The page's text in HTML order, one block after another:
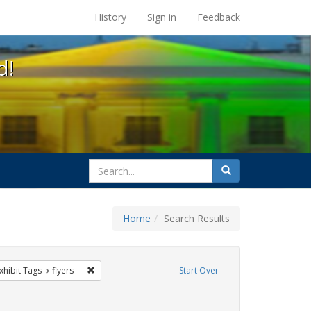
at the UC Berkeley Library
History Sign in Feedback
search
for
Search
Home Search Results
Start Over
constraint Exhibit Tags: SIDA
Tags flyers Remove constraint Exhibit Tags: flyers
Tags: latinas